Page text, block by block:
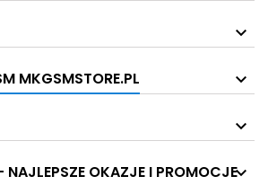
MKGSMSTORE.PL
OKAZJE I PROMOCJE